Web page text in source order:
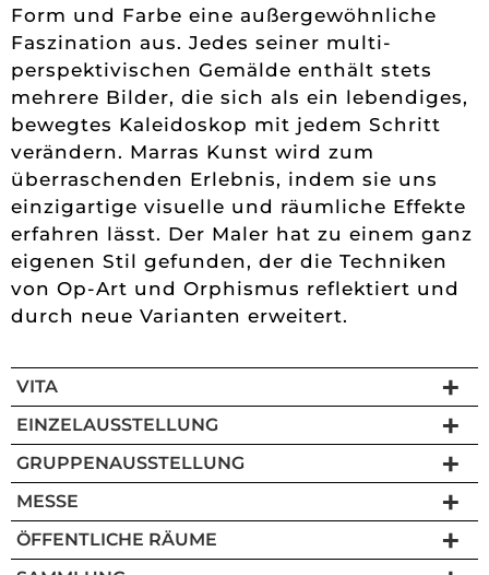
Form und Farbe eine außergewöhnliche
Faszination aus. Jedes seiner multi-
perspektivischen Gemälde enthält stets
mehrere Bilder, die sich als ein lebendiges,
bewegtes Kaleidoskop mit jedem Schritt
verändern. Marras Kunst wird zum
überraschenden Erlebnis, indem sie uns
einzigartige visuelle und räumliche Effekte
erfahren lässt. Der Maler hat zu einem ganz
eigenen Stil gefunden, der die Techniken
von Op-Art und Orphismus reflektiert und
durch neue Varianten erweitert.
VITA
EINZELAUSSTELLUNG
GRUPPENAUSSTELLUNG
MESSE
ÖFFENTLICHE RÄUME